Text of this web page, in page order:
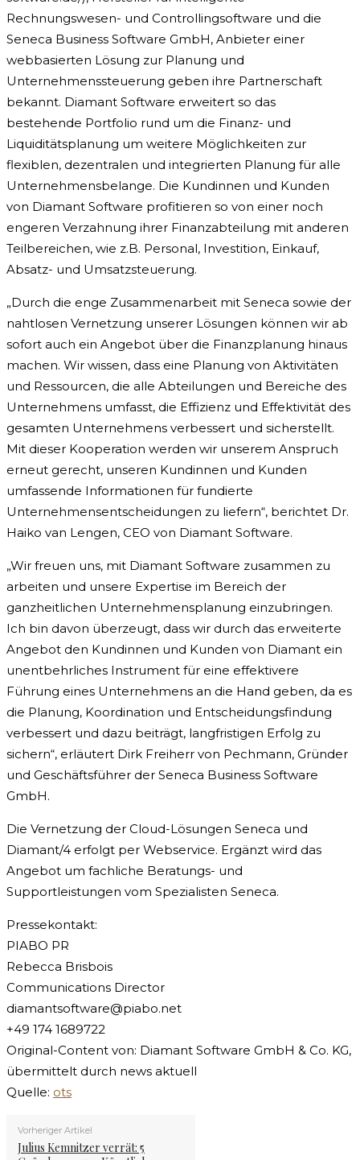
Rechnungswesen- und Controllingsoftware und die
Seneca Business Software GmbH, Anbieter einer
webbasierten Lösung zur Planung und
Unternehmenssteuerung geben ihre Partnerschaft
bekannt. Diamant Software erweitert so das
bestehende Portfolio rund um die Finanz- und
Liquiditätsplanung um weitere Möglichkeiten zur
flexiblen, dezentralen und integrierten Planung für alle
Unternehmensbelange. Die Kundinnen und Kunden
von Diamant Software profitieren so von einer noch
engeren Verzahnung ihrer Finanzabteilung mit anderen
Teilbereichen, wie z.B. Personal, Investition, Einkauf,
Absatz- und Umsatzsteuerung.
„Durch die enge Zusammenarbeit mit Seneca sowie der
nahtlosen Vernetzung unserer Lösungen können wir ab
sofort auch ein Angebot über die Finanzplanung hinaus
machen. Wir wissen, dass eine Planung von Aktivitäten
und Ressourcen, die alle Abteilungen und Bereiche des
Unternehmens umfasst, die Effizienz und Effektivität des
gesamten Unternehmens verbessert und sicherstellt.
Mit dieser Kooperation werden wir unserem Anspruch
erneut gerecht, unseren Kundinnen und Kunden
umfassende Informationen für fundierte
Unternehmensentscheidungen zu liefern“, berichtet Dr.
Haiko van Lengen, CEO von Diamant Software.
„Wir freuen uns, mit Diamant Software zusammen zu
arbeiten und unsere Expertise im Bereich der
ganzheitlichen Unternehmensplanung einzubringen.
Ich bin davon überzeugt, dass wir durch das erweiterte
Angebot den Kundinnen und Kunden von Diamant ein
unentbehrliches Instrument für eine effektivere
Führung eines Unternehmens an die Hand geben, da es
die Planung, Koordination und Entscheidungsfindung
verbessert und dazu beiträgt, langfristigen Erfolg zu
sichern“, erläutert Dirk Freiherr von Pechmann, Gründer
und Geschäftsführer der Seneca Business Software
GmbH.
Die Vernetzung der Cloud-Lösungen Seneca und
Diamant/4 erfolgt per Webservice. Ergänzt wird das
Angebot um fachliche Beratungs- und
Supportleistungen vom Spezialisten Seneca.
Pressekontakt:
PIABO PR
Rebecca Brisbois
Communications Director
diamantsoftware@piabo.net
+49 174 1689722
Original-Content von: Diamant Software GmbH & Co. KG,
übermittelt durch news aktuell
Quelle: ots
Vorheriger Artikel
Julius Kemnitzer verrät: 5